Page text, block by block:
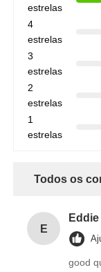
estrelas
4
estrelas
3
estrelas
2
estrelas
1
estrelas
Todos os
E
Eddie
good